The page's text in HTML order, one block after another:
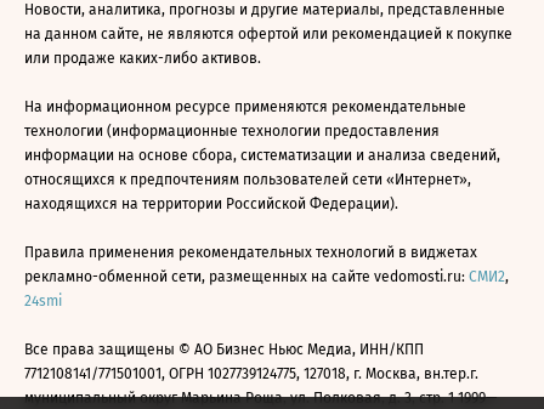
Новости, аналитика, прогнозы и другие материалы, представленные
на данном сайте, не являются офертой или рекомендацией к покупке
или продаже каких-либо активов.
На информационном ресурсе применяются рекомендательные
технологии (информационные технологии предоставления
информации на основе сбора, систематизации и анализа сведений,
относящихся к предпочтениям пользователей сети «Интернет»,
находящихся на территории Российской Федерации).
Правила применения рекомендательных технологий в виджетах
рекламно-обменной сети, размещенных на сайте vedomosti.ru: СМИ2,
24smi
Все права защищены © АО Бизнес Ньюс Медиа, ИНН/КПП
7712108141/771501001, ОГРН 1027739124775, 127018, г. Москва, вн.тер.г.
муниципальный округ Марьина Роща, ул. Полковая, д. 3, стр. 1 1999—